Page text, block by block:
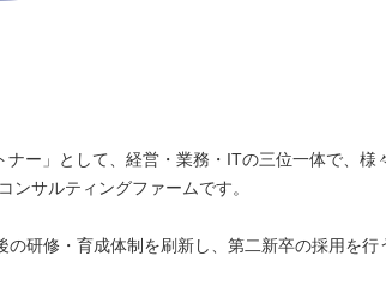
ナー」として、経営・業務・ITの三位一体で、様
ンサルティングファームです。
の研修・育成体制を刷新し、第二新卒の採用を行